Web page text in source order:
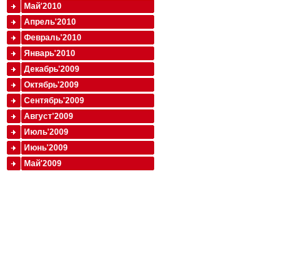
Май'2010
Апрель'2010
Февраль'2010
Январь'2010
Декабрь'2009
Октябрь'2009
Сентябрь'2009
Август'2009
Июль'2009
Июнь'2009
Май'2009